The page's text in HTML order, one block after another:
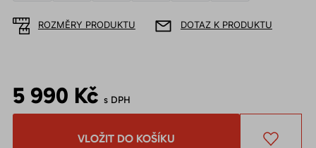
ROZMĚRY PRODUKTU DOTAZ K PRODUKTU
5 990 Kč s DPH
VLOŽIT DO KOŠÍKU